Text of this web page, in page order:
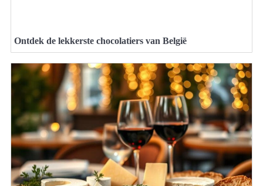
Ontdek de lekkerste chocolatiers van België